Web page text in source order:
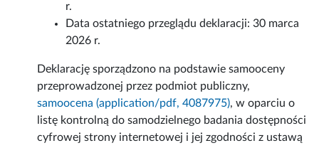
r.
Data ostatniego przeglądu deklaracji:30 marca
2026 r.
Deklarację sporządzono na podstawie samooceny
przeprowadzonej przez podmiot publiczny,
samoocena (application/pdf, 4087975), w oparciu o
listę kontrolną do samodzielnego badania dostępności
cyfrowej strony internetowej i jej zgodności z ustawą